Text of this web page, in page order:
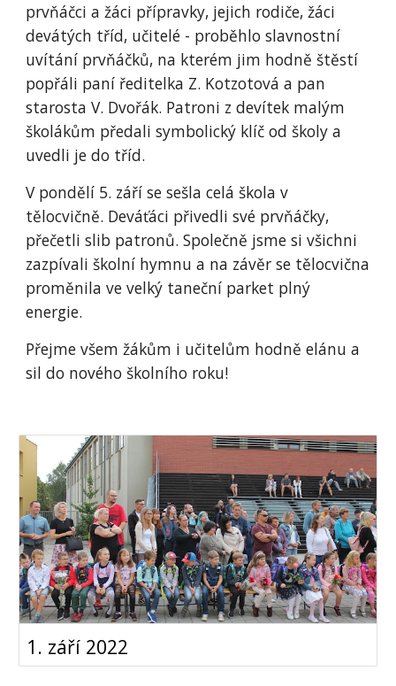
prvňáčci a žáci přípravky, jejich rodiče, žáci
devátých tříd, učitelé - proběhlo slavnostní
uvítání prvňáčků, na kterém jim hodně štěstí
popřáli paní ředitelka Z. Kotzotová a pan
starosta V. Dvořák. Patroni z devítek malým
školákům předali symbolický klíč od školy a
uvedli je do tříd.
V pondělí 5. září se sešla celá škola v
tělocvičně. Deváťáci přivedli své prvňáčky,
přečetli slib patronů. Společně jsme si všichni
zazpívali školní hymnu a na závěr se tělocvična
proměnila ve velký taneční parket plný
energie.
Přejme všem žákům i učitelům hodně elánu a
sil do nového školního roku!
1. září 2022